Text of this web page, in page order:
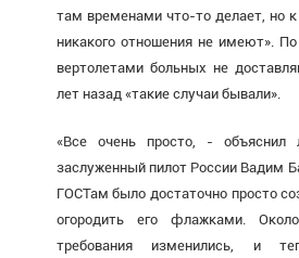
там временами что-то делает, но
никакого отношения не имеют».
вертолетами больных не
лет назад «такие случаи бывали».
«Все очень просто, - объяснил
заслуженный пилот России Вадим
ГОСТам было достаточно просто
огородить его флажками.
требования изменились, и